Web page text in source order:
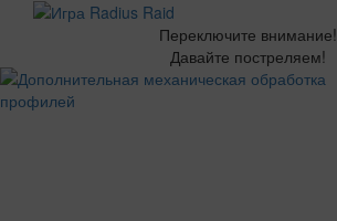
Переключите внимание!
Давайте постреляем!